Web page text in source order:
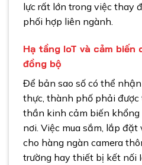
lực rất lớn trong việc thay
phối hợp liên ngành.
Hạ tầng IoT và cảm
đồng bộ
Để bản sao số có thể
thực, thành phố phải
thần kinh cảm biến khổng
nơi. Việc mua sắm, lắp
cho hàng ngàn camera
trường hay thiết bị kết nối